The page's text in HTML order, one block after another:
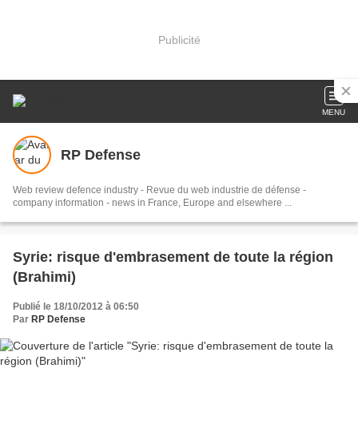
Publicité
MENU
RP Defense
Web review defence industry - Revue du web industrie de défense -
company information - news in France, Europe and elsewhere ...
Syrie: risque d'embrasement de toute la région
(Brahimi)
Publié le 18/10/2012 à 06:50
Par RP Defense